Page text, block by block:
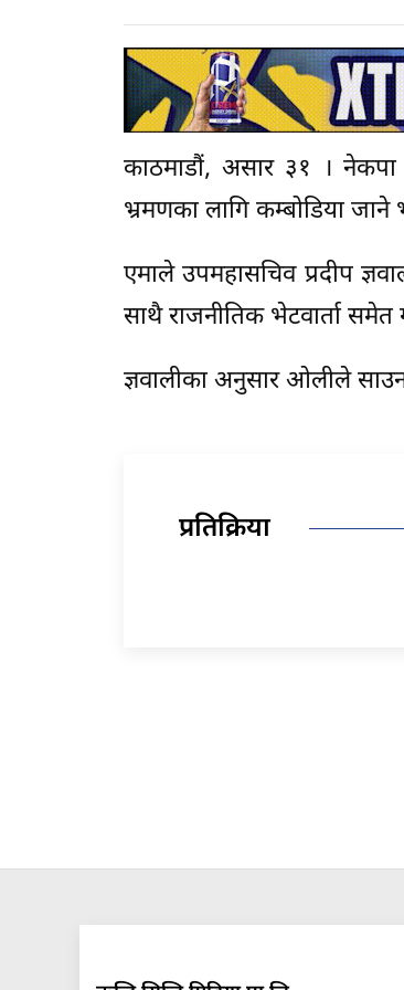
काठमाडौं, असार ३१ ।
भ्रमणका लागि कम्बोडिया
एमाले उपमहासचिव प्रदीप
साथै राजनीतिक भेटवार्ता समेत
ज्ञवालीका अनुसार ओलीले
प्रतिक्रिया